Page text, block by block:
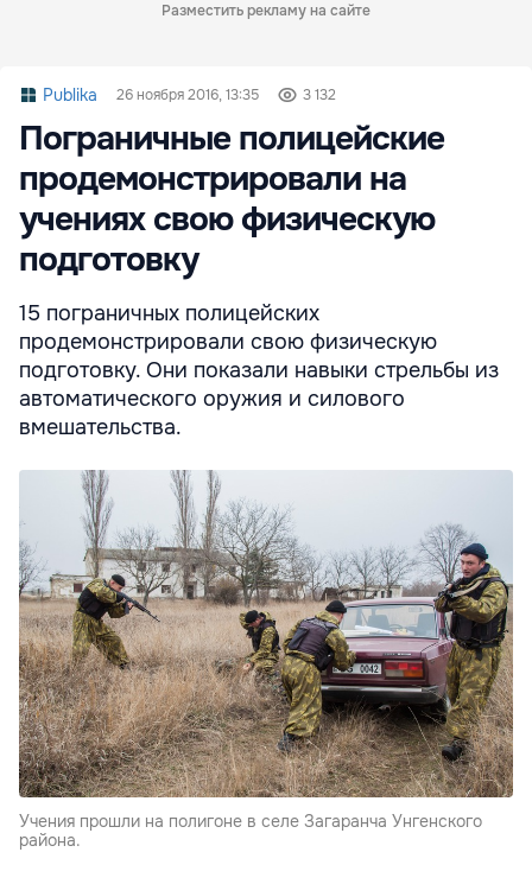
Разместить рекламу на сайте
Publika 26 ноября 2016, 13:35 3 132
Пограничные полицейские
продемонстрировали на
учениях свою физическую
подготовку
15 пограничных полицейских
продемонстрировали свою физическую
подготовку. Они показали навыки стрельбы из
автоматического оружия и силового
вмешательства.
Учения прошли на полигоне в селе Загаранча Унгенского
района.